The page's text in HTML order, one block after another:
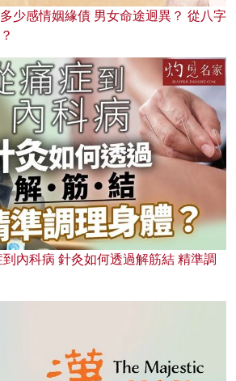
少感情姻緣債 男女命途迥異？ 從八字
內科病 針灸如何透過解筋結 精準調